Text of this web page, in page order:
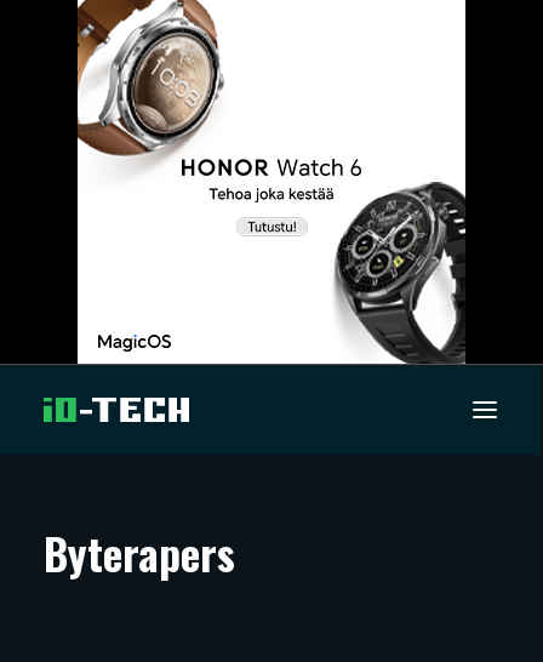
ARTIKKELIT
Byterapers